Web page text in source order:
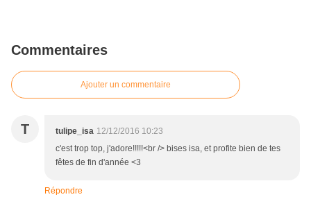
Commentaires
Ajouter un commentaire
T tulipe_isa 12/12/2016 10:23
c'est trop top, j'adore!!!!!<br /> bises isa, et profite bien de tes
fêtes de fin d'année <3
Répondre